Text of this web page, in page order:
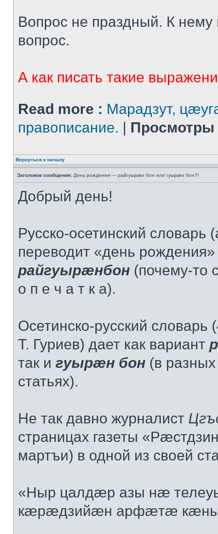
Вопрос не праздный. К нему
вопрос.
А как писать такие
Read more : Марадзут,
правописание. | Просмотры
Вернуться к началу
Заголовок сообщения: День рождения — райгуырæн бон или гуырæн бон?!
Добрый день!
Русско-осетинский
переводит «день рождения»
райгуырæнбон (почему-то
о п е ч а т к а).
Осетинско-русский
Т. Гуриев) дает как вариант
так и гуырæн бон (в
статьях).
Не так давно журналист
страницах газеты
мартъи) в одной из своей
«Ныр цалдæр азы нæ
кæрæдзийæн арфæтæ